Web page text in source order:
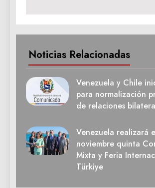
Noticias Relacionadas
Venezuela y Chile
para normalización
de relaciones
Venezuela realizará
noviembre quinta
Mixta y Feria
Türkiye